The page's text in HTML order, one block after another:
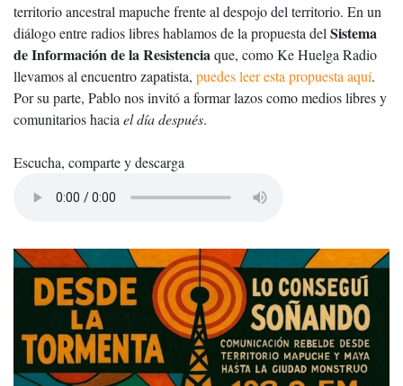
territorio ancestral mapuche frente al despojo del territorio. En un
diálogo entre radios libres hablamos de la propuesta del Sistema
de Información de la Resistenciaque, como Ke Huelga Radio
llevamos al encuentro zapatista, puedes leer esta propuesta aquí.
Por su parte, Pablo nos invitó a formar lazos como medios libres y
comunitarios hacia el día después.
Escucha, comparte y descarga